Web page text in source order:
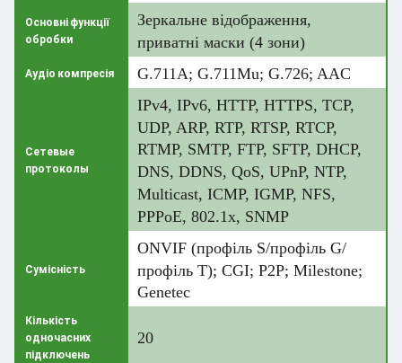
Основні функції
обробки
Зеркальне відображення,
приватні маски (4 зони)
Аудіо компресія G.711A; G.711Mu; G.726; AAC
Сетевые
протоколы
IPv4, IPv6, HTTP, HTTPS, TCP,
UDP, ARP, RTP, RTSP, RTCP,
RTMP, SMTP, FTP, SFTP, DHCP,
DNS, DDNS, QoS, UPnP, NTP,
Multicast, ICMP, IGMP, NFS,
PPPoE, 802.1x, SNMP
Сумісність
ONVIF (профіль S/профіль G/
профіль T); CGI; P2P; Milestone;
Genetec
Кількість
одночасних
підключень
20